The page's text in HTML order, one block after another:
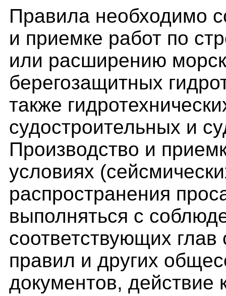
Правила необходимо
и приемке работ по
или расширению
берегозащитных
также
судостроительных и
Производство и
условиях
распространения
выполняться с
соответствующих
правил и других
документов, действие